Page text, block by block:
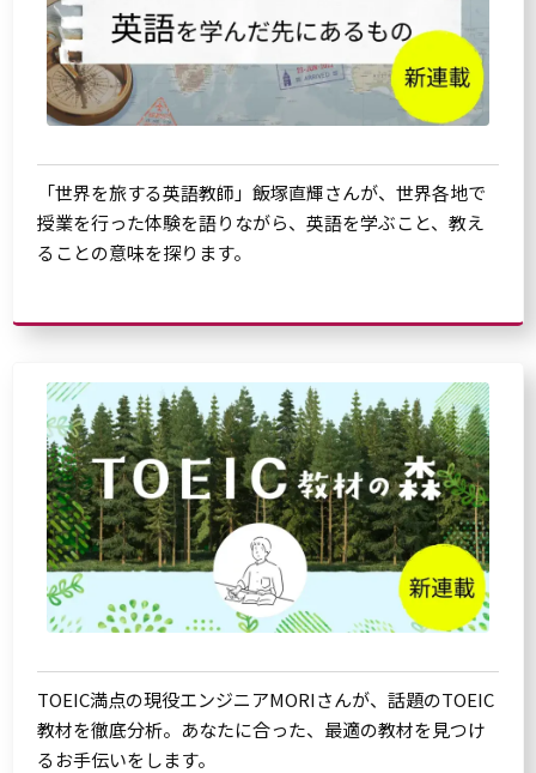
「世界を旅する英語教師」飯塚直輝さんが、世界各地で
授業を行った体験を語りながら、英語を学ぶこと、教え
ることの意味を探ります。
TOEIC満点の現役エンジニアMORIさんが、話題のTOEIC
教材を徹底分析。あなたに合った、最適の教材を見つけ
るお手伝いをします。